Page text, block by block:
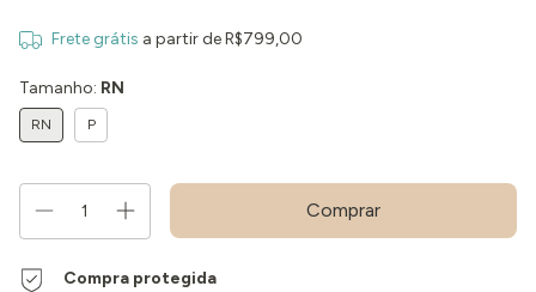
Frete grátis a partir deR$799,00
Tamanho: RN
RN P
Compra protegida